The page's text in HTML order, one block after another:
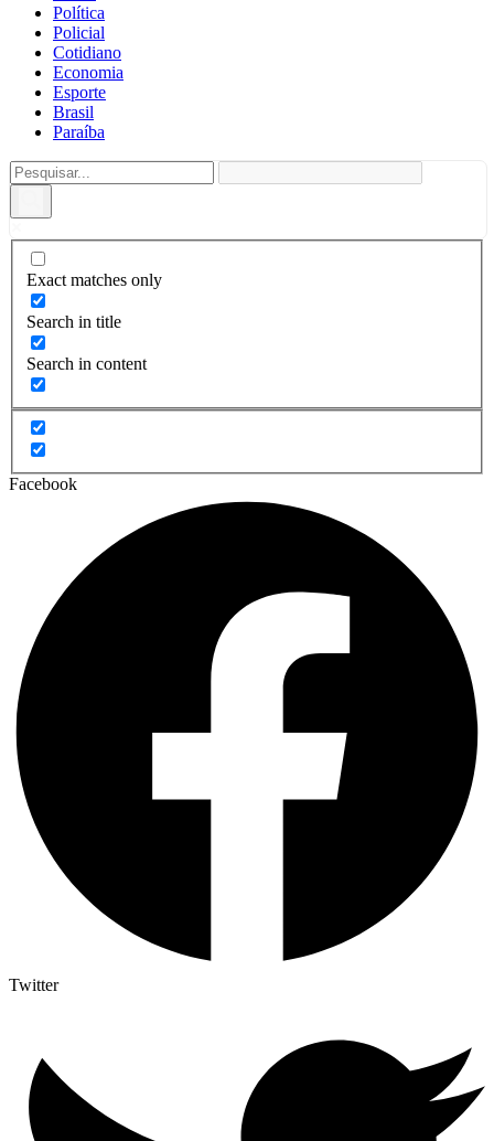
Política
Policial
Cotidiano
Economia
Esporte
Brasil
Paraíba
Exact matches only
Search in title
Search in content
Facebook
Twitter